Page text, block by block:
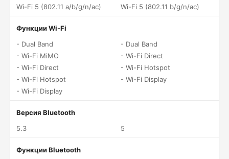
Wi-Fi 5 (802.11 a/b/g/n/ac)
Wi-Fi 5 (802.11 b/g/n/ac)
Функции Wi-Fi
- Dual Band
- Wi-Fi MiMO
- Wi-Fi Direct
- Wi-Fi Hotspot
- Wi-Fi Display
- Dual Band
- Wi-Fi Direct
- Wi-Fi Hotspot
- Wi-Fi Display
Версия Bluetooth
5.3
5
Функции Bluetooth